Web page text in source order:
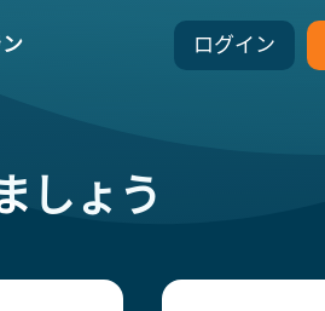
ログイン
しょう